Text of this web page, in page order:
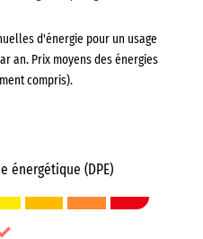
d'énergie pour un usage
an. Prix moyens des énergies
compris).
énergétique (DPE)